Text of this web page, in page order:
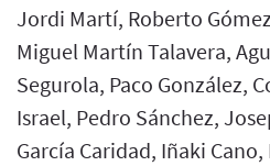
Jordi Martí, Roberto
Miguel Martín Talavera,
Segurola, Paco González,
Israel, Pedro Sánchez,
García Caridad, Iñaki